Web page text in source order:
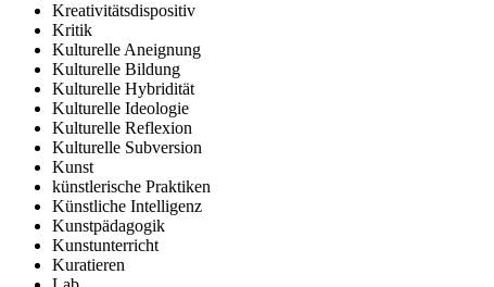
Kreativitätsdispositiv
Kritik
Kulturelle Aneignung
Kulturelle Bildung
Kulturelle Hybridität
Kulturelle Ideologie
Kulturelle Reflexion
Kulturelle Subversion
Kunst
künstlerische Praktiken
Künstliche Intelligenz
Kunstpädagogik
Kunstunterricht
Kuratieren